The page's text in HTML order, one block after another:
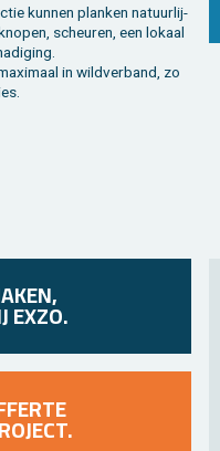
kun­nen plan­ken na­tuur­lij­
scheu­ren, een lo­kaal
in wild­ver­band, zo
EXZO.